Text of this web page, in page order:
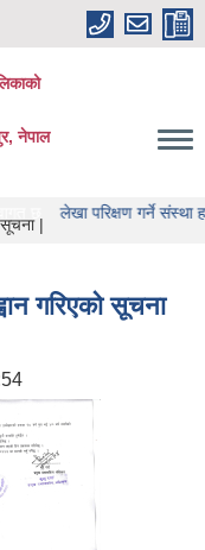
नेपाल
परिक्षण गर्ने संस्था हरु को
सूचना |
गरिएको सूचना